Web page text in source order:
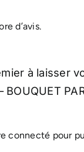
d’avis.
à laisser
BOUQUET
connecté pour